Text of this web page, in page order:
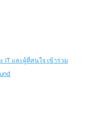
IT และผู้ที่สนใจ เข้าร่วม